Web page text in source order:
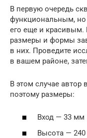
В первую очередь
функциональным, но
его еще и красивым.
размеры и формы
в них. Проведите
в вашем районе,
В этом случае
поэтому размеры:
Вход — 33 мм
Высота —